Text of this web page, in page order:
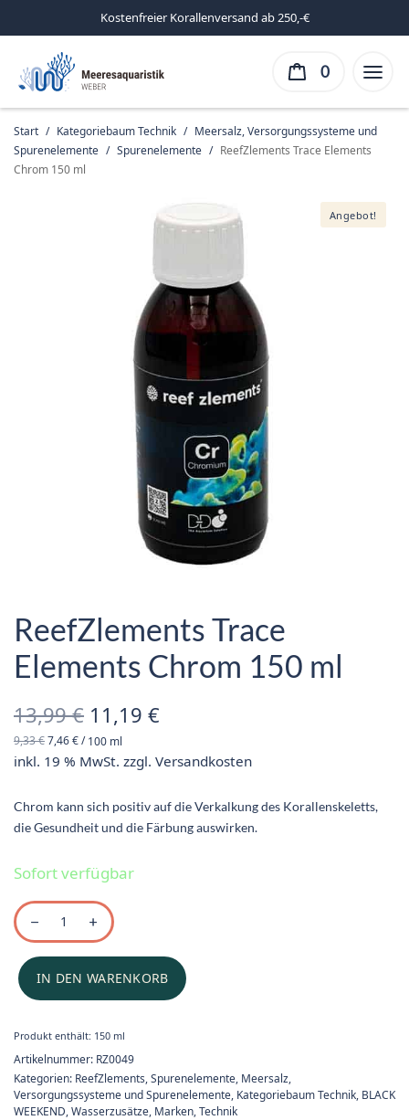
Kostenfreier Korallenversand ab 250,-€
0
Start / Kategoriebaum Technik / Meersalz, Versorgungssysteme und
Spurenelemente / Spurenelemente / ReefZlements Trace Elements
Chrom 150 ml
Angebot!
ReefZlements Trace
Elements Chrom 150 ml
13,99€ Ursprünglicher
Preis war:
11,19€
9,33€7,46€/100 ml
inkl. 19 % MwSt. zzgl.Versandkosten
Chrom kann sich positiv auf die Verkalkung des Korallenskeletts,
die Gesundheit und die Färbung auswirken.
Sofort verfügbar
IN DEN WARENKORB
Produkt enthält: 150 ml
Artikelnummer: RZ0049
Kategorien: ReefZlements,Spurenelemente, Meersalz,
Versorgungssysteme und Spurenelemente, Kategoriebaum Technik, BLACK
WEEKEND,Wasserzusätze, Marken,Technik